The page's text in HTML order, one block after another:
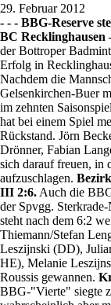
29. Februar 2012
- - - BBG-Reserve
BC Recklinghausen
der Bottroper
Erfolg in
Nachdem die
Gelsenkirchen-Buer
im zehnten
hat bei einem Spiel
Rückstand. Jörn
Drönner, Fabian
sich darauf freuen, in
aufzuschlagen.
III 2:6. Auch die
der Spvgg.
steht nach dem 6:2
Thiemann/Stefan
Leszijnski (DD),
HE), Melanie
Roussis gewannen.
BBG-"Vierte" siegte